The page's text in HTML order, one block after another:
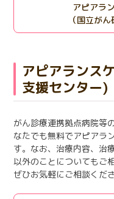
アピアラ
（国立が
アピアランス
支援センター)
がん診療連携拠点病院等
なたでも無料でアピアラ
す。なお、治療内容、治
以外のことについてもご
ぜひお気軽にご相談くだ